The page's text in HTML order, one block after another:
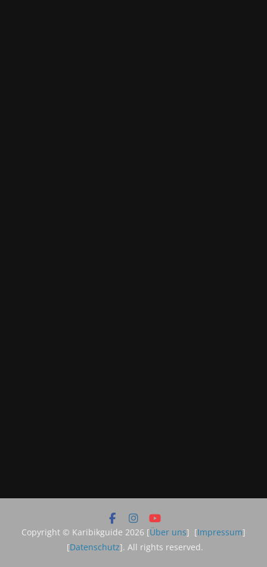
Copyright © Karibikguide 2026 [Über uns] [Impressum]
[Datenschutz]. All rights reserved.